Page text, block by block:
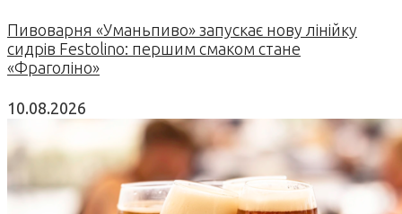
Пивоварня «Уманьпиво» запускає нову лінійку
сидрів Festolino: першим смаком стане
«Фраголіно»
10.08.2026